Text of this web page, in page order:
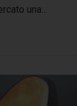
una...